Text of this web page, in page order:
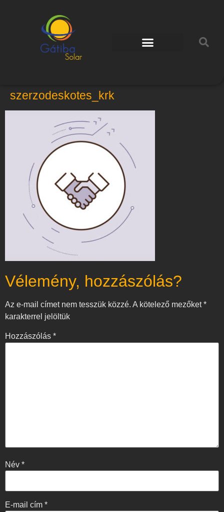
szerzodeskotes_krk
Vélemény, hozzászólás?
Az e-mail címet nem tesszük közzé. A kötelező mezőket*
karakterrel jelöltük
Hozzászólás *
Név *
E-mail cím *